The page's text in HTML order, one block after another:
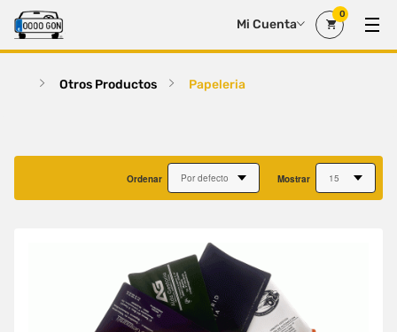
Mi Cuenta
0
Otros Productos Papeleria
Ordenar Mostrar